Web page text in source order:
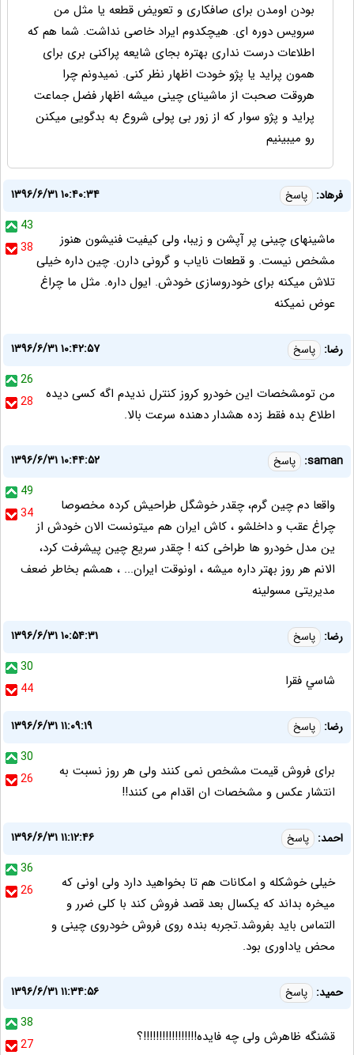
بودن اومدن برای صافکاری و تعویض قطعه یا مثل من
سرویس دوره ای. هیچکدوم ایراد خاصی نداشت. شما هم که
اطلاعات درست نداری بهتره بجای شایعه پراکنی بری برای
همون پراید یا پژو خودت اظهار نظر کنی. نمیدونم چرا
هروقت صحبت از ماشینای چینی میشه اظهار فضل جماعت
پراید و پژو سوار که از زور بی پولی شروع به بدگویی میکنن
رو میبینیم
فرهاد: پاسخ
۱۳۹۶/۶/۳۱ ۱۰:۴۰:۳۴
43
38
ماشینهای چینی پر آپشن و زیبا، ولی کیفیت فنیشون هنوز
مشخص نیست. و قطعات نایاب و گرونی دارن. چین داره خیلی
تلاش میکنه برای خودروسازی خودش. ایول داره. مثل ما چراغ
عوض نمیکنه
رضا: پاسخ
۱۳۹۶/۶/۳۱ ۱۰:۴۲:۵۷
26
28
من تومشخصات این خودرو کروز کنترل ندیدم اگه کسی دیده
اطلاع بده فقط زده هشدار دهنده سرعت بالا.
saman: پاسخ
۱۳۹۶/۶/۳۱ ۱۰:۴۴:۵۲
49
34
واقعا دم چین گرم، چقدر خوشگل طراحیش کرده مخصوصا
چراغ عقب و داخلشو ، کاش ایران هم میتونست الان خودش از
ین مدل خودرو ها طراخی کنه ! چقدر سریع چین پیشرفت کرد،
الانم هر روز بهتر داره میشه ، اونوقت ایران... ، همشم بخاطر ضعف
مدیریتی مسولینه
رضا: پاسخ
۱۳۹۶/۶/۳۱ ۱۰:۵۴:۳۱
30
44
شاسي فقرا
رضا: پاسخ
۱۳۹۶/۶/۳۱ ۱۱:۰۹:۱۹
30
26
برای فروش قیمت مشخص نمی کنند ولی هر روز نسبت به
انتشار عکس و مشخصات ان اقدام می کنند!!
احمد: پاسخ
۱۳۹۶/۶/۳۱ ۱۱:۱۲:۴۶
36
26
خیلی خوشکله و امکانات هم تا بخواهید دارد ولی اونی که
میخره بداند که یکسال بعد قصد فروش کند با کلی ضرر و
التماس باید بفروشد.تجربه بنده روی فروش خودروی چینی و
محض یاداوری بود.
حمید: پاسخ
۱۳۹۶/۶/۳۱ ۱۱:۳۴:۵۶
38
27
قشنگه ظاهرش ولی چه فایده!!!!!!!!!!!!!!!!!؟